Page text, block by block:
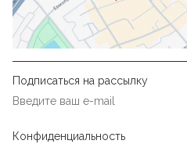
Подписаться на рассылку
Конфиденциальность